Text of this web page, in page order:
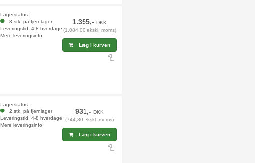
Lagerstatus:
3 stk. på fjernlager
Leveringstid: 4-8 hverdage
Mere leveringsinfo
1.355,-DKK
(1.084,00 ekskl. moms)
Læg i kurven
Lagerstatus:
2 stk. på fjernlager
Leveringstid: 4-8 hverdage
Mere leveringsinfo
931,-DKK
(744,80 ekskl. moms)
Læg i kurven